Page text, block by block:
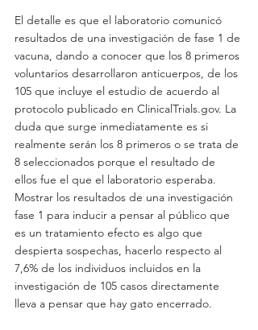
El detalle es que el laboratorio comunicó
resultados de una investigación de fase 1 de
vacuna, dando a conocer que los 8 primeros
voluntarios desarrollaron anticuerpos, de los
105 que incluye el estudio de acuerdo al
protocolo publicado en ClinicalTrials.gov. La
duda que surge inmediatamente es si
realmente serán los 8 primeros o se trata de
8 seleccionados porque el resultado de
ellos fue el que el laboratorio esperaba.
Mostrar los resultados de una investigación
fase 1 para inducir a pensar al público que
es un tratamiento efecto es algo que
despierta sospechas, hacerlo respecto al
7,6% de los individuos incluidos en la
investigación de 105 casos directamente
lleva a pensar que hay gato encerrado.